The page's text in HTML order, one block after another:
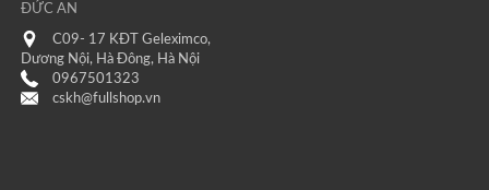
ĐỨC AN
C09- 17 KĐT Geleximco,
Dương Nội, Hà Đông, Hà Nội
0967501323
cskh@fullshop.vn